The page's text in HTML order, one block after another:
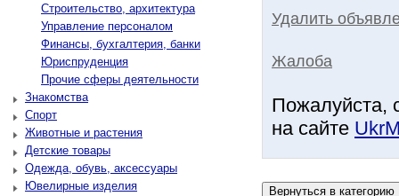
Строительство, архитектура
Управление персоналом
Финансы, бухгалтерия, банки
Юриспруденция
Прочие сферы деятельности
Знакомства
Спорт
Животные и растения
Детские товары
Одежда, обувь, аксессуары
Ювелирные изделия
Удалить
Жалоба
Пожалуйста,
на сайте